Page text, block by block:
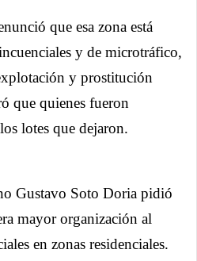
que esa zona está
y de microtráfico,
y prostitución
que quienes fueron
lotes que dejaron.
Gustavo Soto Doria pidió
mayor organización al
en zonas residenciales.